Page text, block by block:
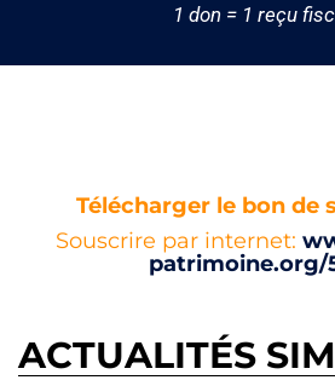
1 don = 1 reçu
Télécharger le bon de
Souscrire par internet:
patrimoine.org/
ACTUALITÉS